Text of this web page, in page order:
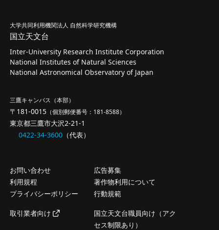
大学共同利用機関法人 自然科学研究機構
国立天文台
Inter-University Research Institute Corporation
National Institutes of Natural Sciences
National Astronomical Observatory of Japan
三鷹キャンパス（本部）
〒181-0015 （個別郵便番号：181-8588）
東京都三鷹市大沢2-21-1
0422-34-3600 （代表）
お問い合わせ
広告募集
利用規程
著作物利用について
プライバシーポリシー
行動規範
取引業者向け
国立天文台職員向け（アク
セス制限あり）